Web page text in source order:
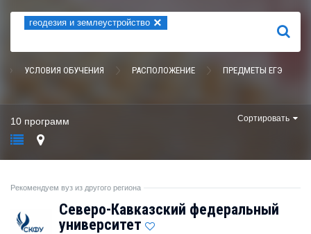
геодезия и землеустройство ×
НАЙТИ
УСЛОВИЯ ОБУЧЕНИЯ РАСПОЛОЖЕНИЕ ПРЕДМЕТЫ ЕГЭ
10 программ Сортировать
Рекомендуем вуз из другого региона
Северо-Кавказский федеральный
университет